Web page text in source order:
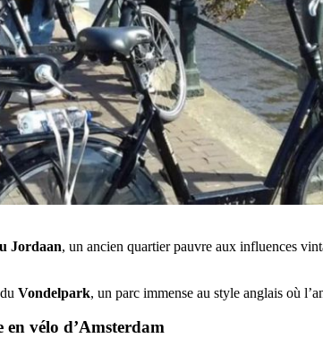
Jordaan, un ancien quartier pauvre aux influences
Vondelpark, un parc immense au style anglais où
en vélo d’Amsterdam